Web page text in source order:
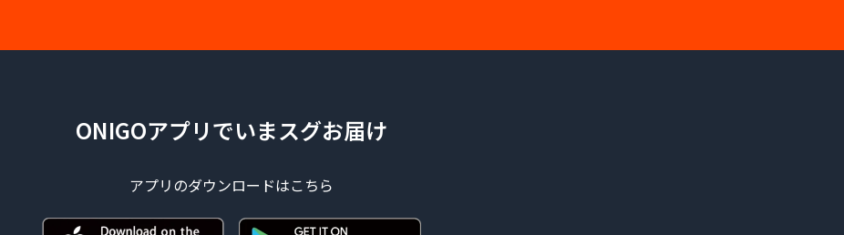
ONIGOアプリでいまスグお届け
アプリのダウンロードはこちら